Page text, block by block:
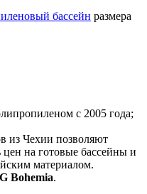
бассейн размера
с 2005 года;
из Чехии позволяют
на готовые бассейны и
материалом.
Bohemia.